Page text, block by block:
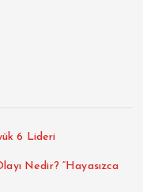
6 Lideri
Nedir? “Hayasızca